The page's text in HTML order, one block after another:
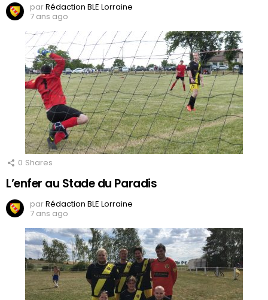
parRédaction BLE Lorraine
7 ans ago
0 Shares
L’enfer au Stade du Paradis
parRédaction BLE Lorraine
7 ans ago